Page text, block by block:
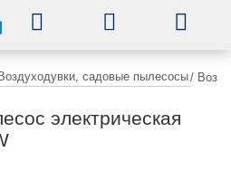
Воздуходувки, садовые пылесосы/
электрическая